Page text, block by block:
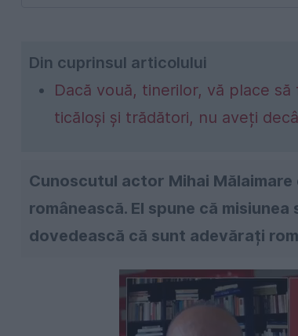
Din cuprinsul articolului
Dacă vouă, tinerilor, vă place
ticăloși și trădători, nu aveți
Cunoscutul actor Mihai
românească. El spune că
dovedească că sunt adevărați